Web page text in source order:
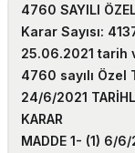
4760 SAYILI
Karar Sayısı:
25.06.2021 tarih
4760 sayılı
24/6/2021
KARAR
MADDE 1- (1) 6/6/